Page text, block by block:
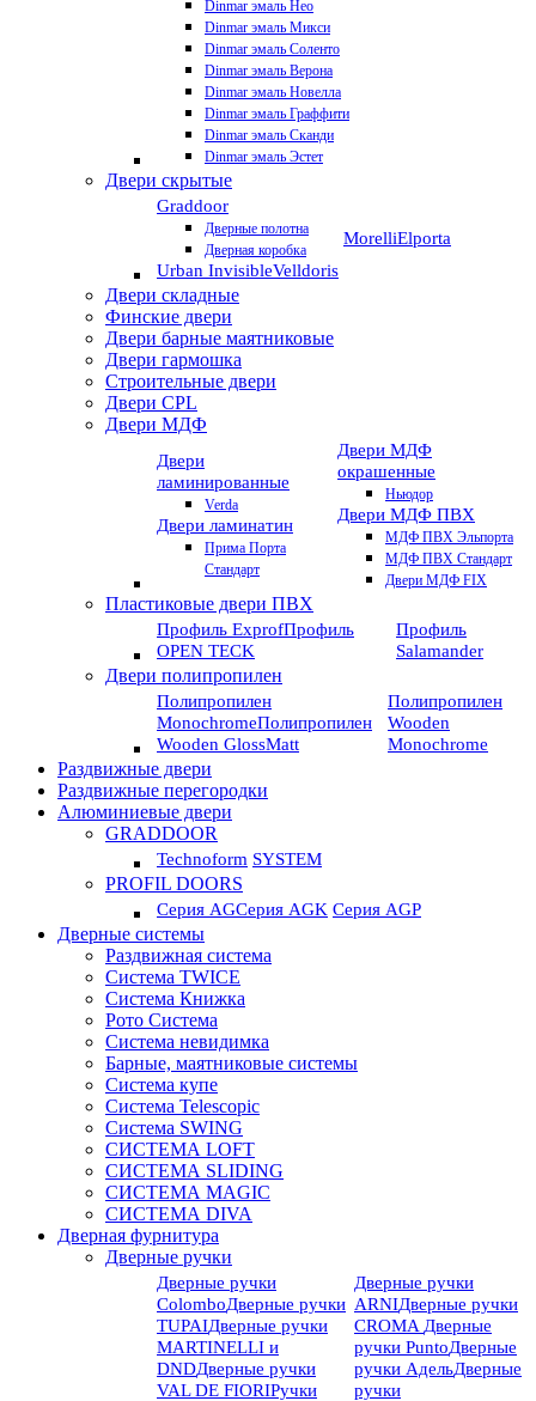
Dinmar эмаль Нео
Dinmar эмаль Микси
Dinmar эмаль Соленто
Dinmar эмаль Верона
Dinmar эмаль Новелла
Dinmar эмаль Граффити
Dinmar эмаль Сканди
Dinmar эмаль Эстет
Двери скрытые
Graddoor
Дверные полотна
Дверная коробка
Urban InvisibleVelldoris
MorelliElporta
Двери складные
Финские двери
Двери барные маятниковые
Двери гармошка
Строительные двери
Двери CРL
Двери МДФ
Двери
ламинированные
Verda
Двери ламинатин
Прима Порта
Стандарт
Двери МДФ
окрашенные
Ньюдор
Двери МДФ ПВХ
МДФ ПВХ Эльпорта
МДФ ПВХ Стандарт
Двери МДФ FIX
Пластиковые двери ПВХ
Профиль ExprofПрофиль
OPEN TECK
Профиль
Salamander
Двери полипропилен
Полипропилен
MonochromeПолипропилен
Wooden GlossMatt
Полипропилен
Wooden
Monochrome
Раздвижные двери
Раздвижные перегородки
Алюминиевые двери
GRADDOOR
Technoform SYSTEM
PROFIL DOORS
Серия AGСерия AGK Серия AGP
Дверные системы
Раздвижная система
Система TWICE
Система Книжка
Рото Система
Система невидимка
Барные, маятниковые системы
Система купе
Система Telescopic
Система SWING
СИСТЕМА LOFT
СИСТЕМА SLIDING
СИСТЕМА MAGIC
СИСТЕМА DIVA
Дверная фурнитура
Дверные ручки
Дверные ручки
ColomboДверные ручки
TUPAIДверные ручки
MARTINELLI и
DNDДверные ручки
VAL DE FIORIРучки
Дверные ручки
ARNIДверные ручки
CROMA Дверные
ручки PuntoДверные
ручки АдельДверные
ручки